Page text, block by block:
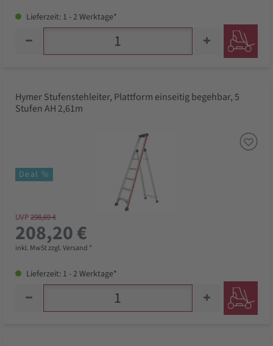
Lieferzeit: 1 - 2 Werktage*
Hymer Stufenstehleiter, Plattform einseitig begehbar, 5
Stufen AH 2,61m
Deal %
UVP298,69 €
208,20 €
inkl. MwSt zzgl. Versand *
Lieferzeit: 1 - 2 Werktage*